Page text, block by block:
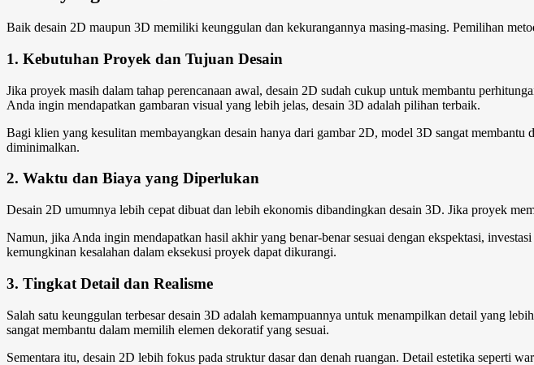
Baik desain 2D maupun 3D memiliki keunggulan dan kekurangannya masing-masing. Pemilihan
1. Kebutuhan Proyek dan Tujuan Desain
Jika proyek masih dalam tahap perencanaan awal, desain 2D sudah cukup untuk membantu
Anda ingin mendapatkan gambaran visual yang lebih jelas, desain 3D adalah pilihan terbaik.
Bagi klien yang kesulitan membayangkan desain hanya dari gambar 2D, model 3D sangat
diminimalkan.
2. Waktu dan Biaya yang Diperlukan
Desain 2D umumnya lebih cepat dibuat dan lebih ekonomis dibandingkan desain 3D. Jika proyek
Namun, jika Anda ingin mendapatkan hasil akhir yang benar-benar sesuai dengan ekspektasi,
kemungkinan kesalahan dalam eksekusi proyek dapat dikurangi.
3. Tingkat Detail dan Realisme
Salah satu keunggulan terbesar desain 3D adalah kemampuannya untuk menampilkan detail yang
sangat membantu dalam memilih elemen dekoratif yang sesuai.
Sementara itu, desain 2D lebih fokus pada struktur dasar dan denah ruangan. Detail estetika seperti